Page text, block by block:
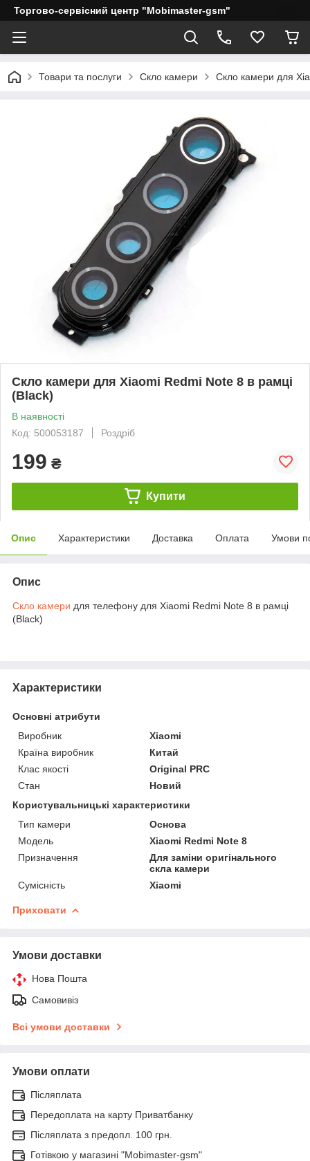
Торгово-сервісний центр "Mobimaster-gsm"
Товари та послуги Скло камери Скло камери для
Скло камери для Xiaomi Redmi Note 8 в рамці
(Black)
В наявності
Код: 500053187
Роздріб
199 ₴
Купити
Опис Характеристики Доставка Оплата Умови
Опис
Скло камери для телефону для Xiaomi Redmi Note 8 в рамці
(Black)
Характеристики
Основні атрибути
Виробник
Xiaomi
Країна виробник
Китай
Клас якості
Original PRC
Стан
Новий
Користувальницькі характеристики
Тип камери
Основа
Мoдель
Xiaomi Redmi Note 8
Призначення
Для заміни оригінального
скла камери
Сумісність
Xiaomi
Приховати
Умови доставки
Нова Пошта
Самовивіз
Всі умови доставки
Умови оплати
Післяплата
Передоплата на карту Приватбанку
Післяплата з предопл. 100 грн.
Готівкою у магазині "Mobimaster-gsm"